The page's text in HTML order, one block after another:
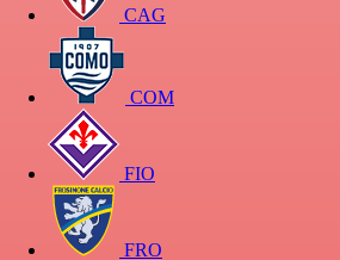
CAG
COM
FIO
FRO